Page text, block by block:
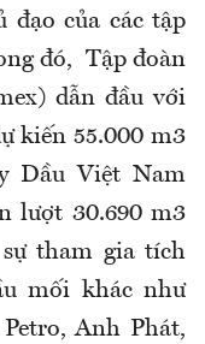
đạo của các tập
đó, Tập đoàn
dẫn đầu với
kiến 55.000 m3
Dầu Việt Nam
lượt 30.690 m3
sự tham gia tích
mối khác như
Anh Phát,